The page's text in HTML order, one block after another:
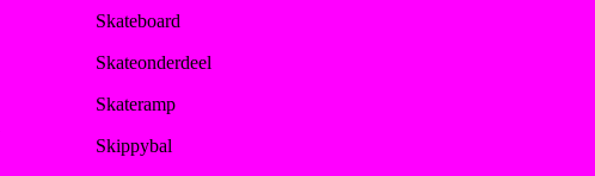
Skateboard
Skateonderdeel
Skateramp
Skippybal